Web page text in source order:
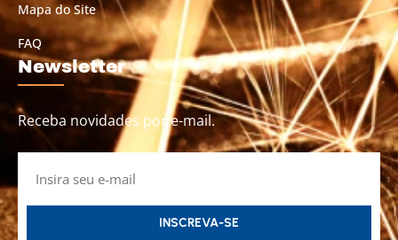
Mapa do Site
FAQ
Newsletter
Receba novidades por e-mail.
INSCREVA-SE